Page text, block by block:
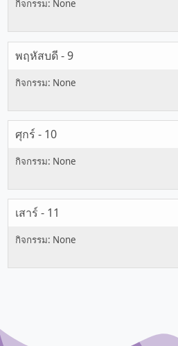
พฤหัสบดี - 9
ศุกร์ - 10
เสาร์ - 11